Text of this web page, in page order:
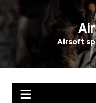
Inhalt
springen
Airsoft